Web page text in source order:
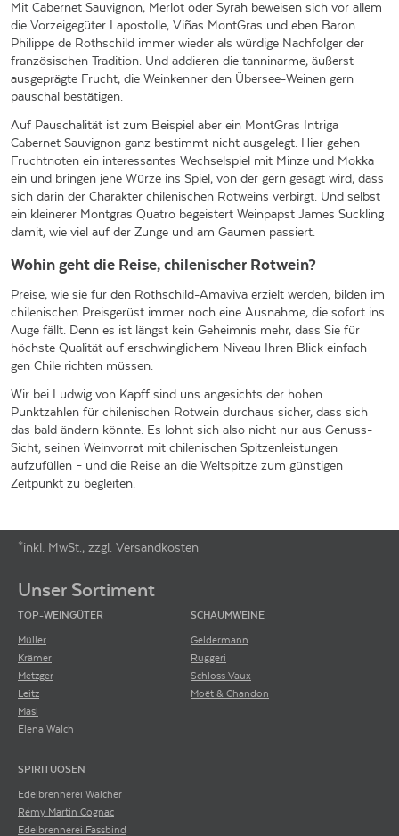
Mit Cabernet Sauvignon, Merlot oder Syrah beweisen sich vor allem
die Vorzeigegüter Lapostolle, Viñas MontGras und eben Baron
Philippe de Rothschild immer wieder als würdige Nachfolger der
französischen Tradition. Und addieren die tanninarme, äußerst
ausgeprägte Frucht, die Weinkenner den Übersee-Weinen gern
pauschal bestätigen.
Auf Pauschalität ist zum Beispiel aber ein MontGras Intriga
Cabernet Sauvignon ganz bestimmt nicht ausgelegt. Hier gehen
Fruchtnoten ein interessantes Wechselspiel mit Minze und Mokka
ein und bringen jene Würze ins Spiel, von der gern gesagt wird, dass
sich darin der Charakter chilenischen Rotweins verbirgt. Und selbst
ein kleinerer Montgras Quatro begeistert Weinpapst James Suckling
damit, wie viel auf der Zunge und am Gaumen passiert.
Wohin geht die Reise, chilenischer Rotwein?
Preise, wie sie für den Rothschild-Amaviva erzielt werden, bilden im
chilenischen Preisgerüst immer noch eine Ausnahme, die sofort ins
Auge fällt. Denn es ist längst kein Geheimnis mehr, dass Sie für
höchste Qualität auf erschwinglichem Niveau Ihren Blick einfach
gen Chile richten müssen.
Wir bei Ludwig von Kapff sind uns angesichts der hohen
Punktzahlen für chilenischen Rotwein durchaus sicher, dass sich
das bald ändern könnte. Es lohnt sich also nicht nur aus Genuss-
Sicht, seinen Weinvorrat mit chilenischen Spitzenleistungen
aufzufüllen – und die Reise an die Weltspitze zum günstigen
Zeitpunkt zu begleiten.
*inkl. MwSt., zzgl. Versandkosten
Unser Sortiment
TOP-WEINGÜTER
Müller
Krämer
Metzger
Leitz
Masi
Elena Walch
SCHAUMWEINE
Geldermann
Ruggeri
Schloss Vaux
Moët & Chandon
SPIRITUOSEN
Edelbrennerei Walcher
Rémy Martin Cognac
Edelbrennerei Fassbind